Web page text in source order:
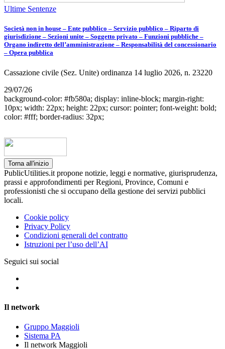
Ultime Sentenze
Società non in house – Ente pubblico – Servizio pubblico – Riparto di
giurisdizione – Sezioni unite – Soggetto privato – Funzioni pubbliche –
Organo indiretto dell’amministrazione – Responsabilità del concessionario
– Opera pubblica
Cassazione civile (Sez. Unite) ordinanza 14 luglio 2026, n. 23220
29/07/26
background-color: #fb580a; display: inline-block; margin-right:
10px; width: 22px; height: 22px; cursor: pointer; font-weight: bold;
color: #fff; border-radius: 32px;
Torna all'inizio
PublicUtilities.it propone notizie, leggi e normative, giurisprudenza,
prassi e approfondimenti per Regioni, Province, Comuni e
professionisti che si occupano della gestione dei servizi pubblici
locali.
Cookie policy
Privacy Policy
Condizioni generali del contratto
Istruzioni per l’uso dell’AI
Seguici sui social
Il network
Gruppo Maggioli
Sistema PA
Il network Maggioli